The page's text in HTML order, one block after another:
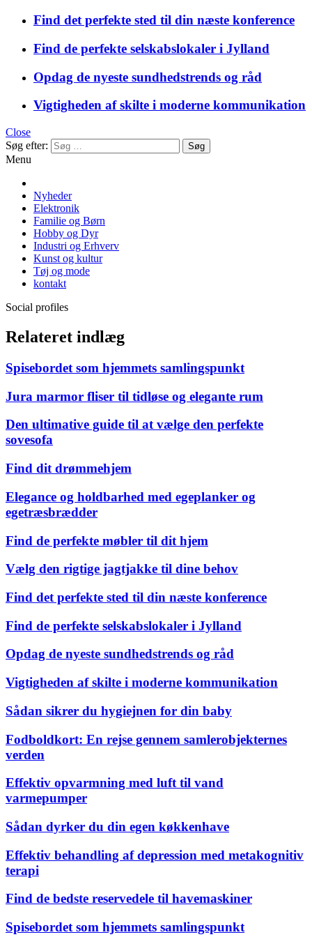
Find det perfekte sted til din næste konference
Find de perfekte selskabslokaler i Jylland
Opdag de nyeste sundhedstrends og råd
Vigtigheden af skilte i moderne kommunikation
Close
Søg efter:
Menu
Nyheder
Elektronik
Familie og Børn
Hobby og Dyr
Industri og Erhverv
Kunst og kultur
Tøj og mode
kontakt
Social profiles
Relateret indlæg
Spisebordet som hjemmets samlingspunkt
Jura marmor fliser til tidløse og elegante rum
Den ultimative guide til at vælge den perfekte
sovesofa
Find dit drømmehjem
Elegance og holdbarhed med egeplanker og
egetræsbrædder
Find de perfekte møbler til dit hjem
Vælg den rigtige jagtjakke til dine behov
Find det perfekte sted til din næste konference
Find de perfekte selskabslokaler i Jylland
Opdag de nyeste sundhedstrends og råd
Vigtigheden af skilte i moderne kommunikation
Sådan sikrer du hygiejnen for din baby
Fodboldkort: En rejse gennem samlerobjekternes
verden
Effektiv opvarmning med luft til vand
varmepumper
Sådan dyrker du din egen køkkenhave
Effektiv behandling af depression med metakognitiv
terapi
Find de bedste reservedele til havemaskiner
Spisebordet som hjemmets samlingspunkt